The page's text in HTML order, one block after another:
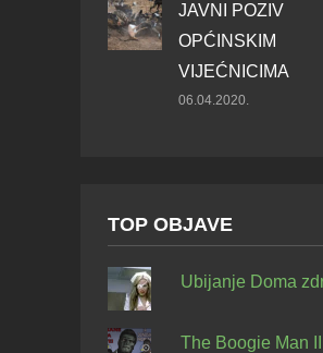
JAVNI POZIV
OPĆINSKIM
VIJEĆNICIMA
06.04.2020.
TOP OBJAVE
Ubijanje Doma
The Boogie Man